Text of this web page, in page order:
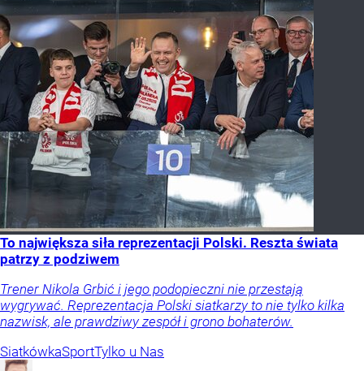
To największa siła reprezentacji Polski. Reszta świata
patrzy z podziwem
Trener Nikola Grbić i jego podopieczni nie przestają
wygrywać. Reprezentacja Polski siatkarzy to nie tylko kilka
nazwisk, ale prawdziwy zespół i grono bohaterów.
SiatkówkaSportTylko u Nas